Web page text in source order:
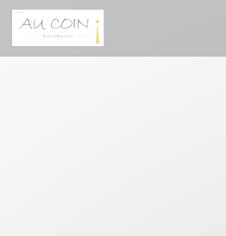
Панель управления cookies